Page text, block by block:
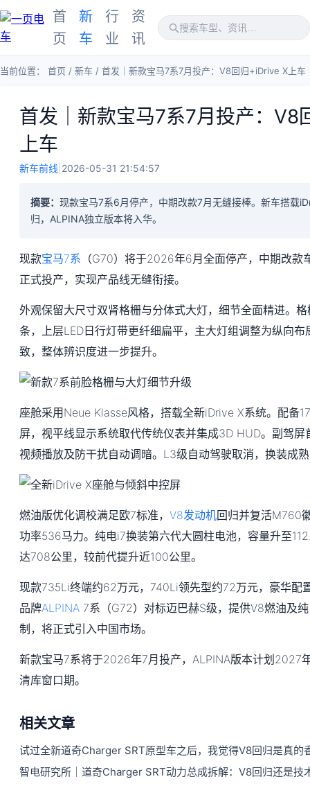
首
页
新
车
行
业
资
讯
当前位置： 首页 / 新车 / 首发｜新款宝马7系7月投产：V8回归+iDrive X上车
首发｜新款宝马7系7月投产：V8
上车
新车前线 2026-05-31 21:54:57
摘要： 现款宝马7系6月停产，中期改款7月无缝接棒。新车搭载
归，ALPINA独立版本将入华。
现款宝马7系 （G70）将于2026年6月全面停产，中期改款
正式投产，实现产品线无缝衔接。
外观保留大尺寸双肾格栅与分体式大灯，细节全面精进。
条，上层LED日行灯带更纤细扁平，主大灯组调整为纵向
致，整体辨识度进一步提升。
座舱采用Neue Klasse风格，搭载全新iDrive X系统。配备
屏，视平线显示系统取代传统仪表并集成3D HUD。副驾
视频播放及防干扰自动调暗。L3级自动驾驶取消，换装成
燃油版优化调校满足欧7标准， V8发动机回归并复活M760
功率536马力。纯电i7换装第六代大圆柱电池，容量升至
达708公里，较前代提升近100公里。
现款735Li终端约62万元，740Li领先型约72万元，豪华配
品牌ALPINA 7系（G72）对标迈巴赫S级，提供V8燃油及
制，将正式引入中国市场。
新款宝马7系将于2026年7月投产，ALPINA版本计划2027
清库窗口期。
相关文章
试过全新道奇Charger SRT原型车之后，我觉得V8回归是真的
智电研究所｜道奇Charger SRT动力总成拆解：V8回归还是技